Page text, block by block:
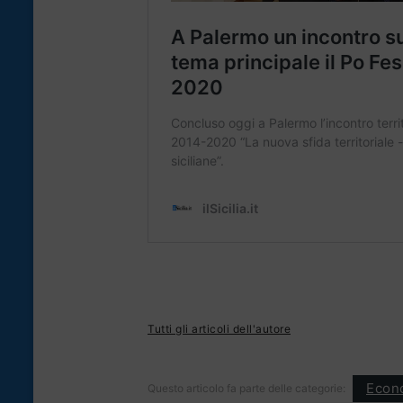
Tutti gli articoli dell'autore
Questo articolo fa parte delle categorie: